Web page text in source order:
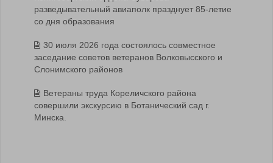
разведывательный авиаполк празднует 85-летие
со дня образования
30 июля 2026 года состоялось совместное
заседание советов ветеранов Волковысского и
Слонимского районов
Ветераны труда Кореличского района
совершили экскурсию в Ботанический сад г.
Минска.